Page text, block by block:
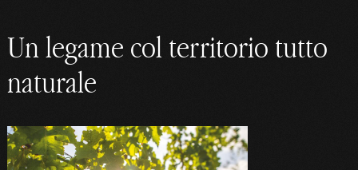
Un legame col territorio tutto
naturale